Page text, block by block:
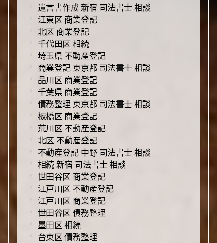
遺言書作成 新宿 司法書士 相談
江東区 商業登記
北区 商業登記
千代田区 相続
埼玉県 不動産登記
商業登記 東京都 司法書士 相談
品川区 商業登記
千葉県 商業登記
債務整理 東京都 司法書士 相談
板橋区 商業登記
荒川区 不動産登記
北区 不動産登記
不動産登記 中野 司法書士 相談
相続 新宿 司法書士 相談
世田谷区 商業登記
江戸川区 不動産登記
江戸川区 商業登記
世田谷区 債務整理
墨田区 相続
台東区 債務整理